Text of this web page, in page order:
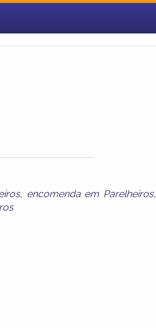
, encomenda em Parelheiros,